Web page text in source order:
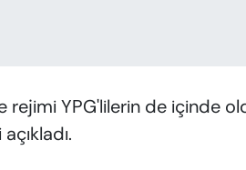
rejimi YPG'lilerin de içinde